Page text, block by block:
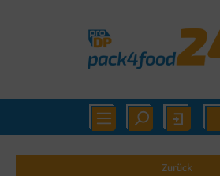
Zurück